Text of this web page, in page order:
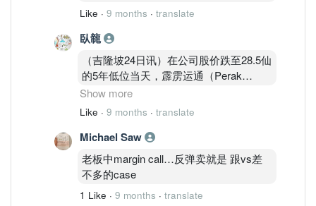
Like · 9 months · translate
臥㡣
（吉隆坡24日讯）在公司股价跌至28.5仙
的5年低位当天，霹雳运通（Perak
Transit Bhd）（KL:PTRANS）创办人、
董事经理兼最大股东拿督斯里张广威的约
继周三（22日）挫达47.2%至33.5仙，创
多年来最大单日跌幅，该股周四跌至28.5
仙盘中低位。
Show more
Like · 9 months · translate
Michael Saw
老板中margin call…反弹卖就是 跟vs差
不多的case
1 Like · 9 months · translate